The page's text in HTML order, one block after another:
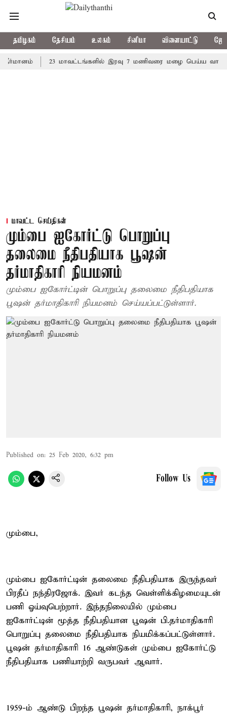
தமிழகம் தேசியம் உலகம் சினிமா விளையாட்டு
23 மாவட்டங்களில் இரவு 7 மணிவரை மழை பெய்ய வாய்ப்பு
மாவட்ட செய்திகள்
மும்பை ஐகோர்ட்டு பொறுப்பு
தலைமை நீதிபதியாக பூஷன்
தர்மாதிகாரி நியமனம்
மும்பை ஐகோர்ட்டின் பொறுப்பு தலைமை நீதிபதியாக
பூஷன் தர்மாதிகாரி நியமனம் செய்யப்பட்டுள்ளார்.
Published on: 25 Feb 2020, 6:32 pm
Follow Us
மும்பை,
மும்பை ஐகோர்ட்டின் தலைமை நீதிபதியாக இருந்தவர்
பிரதீப் நந்திரஜோக். இவர் கடந்த வெள்ளிக்கிழமையுடன்
பணி ஓய்வுபெற்றார். இந்தநிலையில் மும்பை
ஐகோர்ட்டின் மூத்த நீதிபதியான பூஷன் பி.தர்மாதிகாரி
பொறுப்பு தலைமை நீதிபதியாக நியமிக்கப்பட்டுள்ளார்.
பூஷன் தர்மாதிகாரி 16 ஆண்டுகள் மும்பை ஐகோர்ட்டு
நீதிபதியாக பணியாற்றி வருபவர் ஆவார்.
1959-ம் ஆண்டு பிறந்த பூஷன் தர்மாதிகாரி, நாக்பூர்